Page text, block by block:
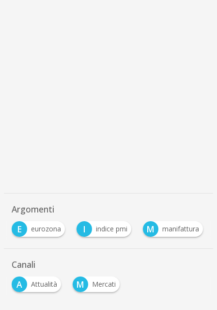
Argomenti
I indice pmi M manifattura S servizi
Canali
A
Attualità M Mercati